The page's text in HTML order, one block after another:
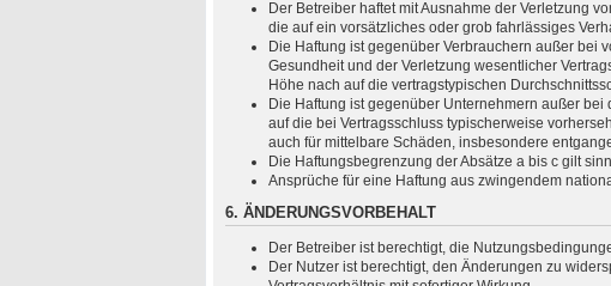
Der Betreiber haftet mit Ausnahme der Verletzung
die auf ein vorsätzliches oder grob fahrlässiges
Die Haftung ist gegenüber Verbrauchern außer bei
Gesundheit und der Verletzung wesentlicher
Höhe nach auf die vertragstypischen
Die Haftung ist gegenüber Unternehmern außer
auf die bei Vertragsschluss typischerweise
auch für mittelbare Schäden, insbesondere
Die Haftungsbegrenzung der Absätze a bis c gilt
Ansprüche für eine Haftung aus zwingendem
6. ÄNDERUNGSVORBEHALT
Der Betreiber ist berechtigt, die
Der Nutzer ist berechtigt, den Änderungen zu